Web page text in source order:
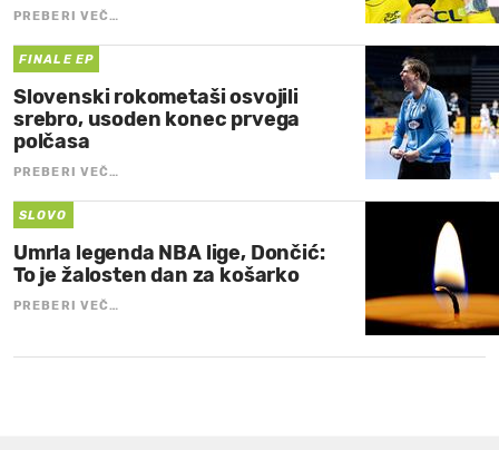
PREBERI VEČ…
FINALE EP
Slovenski rokometaši osvojili
srebro, usoden konec prvega
polčasa
PREBERI VEČ…
SLOVO
Umrla legenda NBA lige, Dončić:
To je žalosten dan za košarko
PREBERI VEČ…